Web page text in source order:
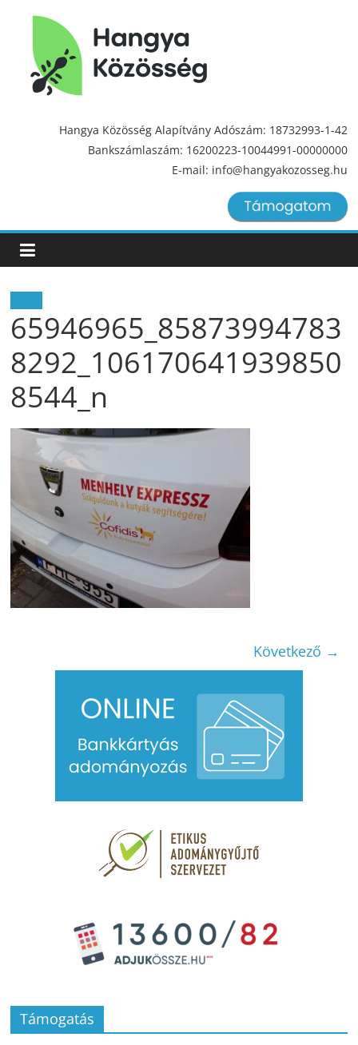
Hangya
Közösség
Hangya Közösség Alapítvány Adószám: 18732993-1-42
Bankszámlaszám: 16200223-10044991-00000000
E-mail: info@hangyakozosseg.hu
65946965_85873994783
8292_106170641939850
8544_n
Következő →
Támogatás